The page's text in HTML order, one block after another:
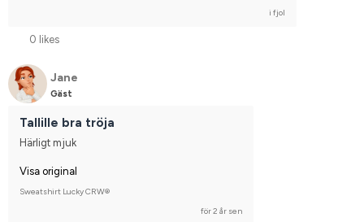
i fjol
0 likes
Jane
Gäst
Tallille bra tröja
Härligt mjuk
Visa original
Sweatshirt Lucky CRW®
för 2 år sen